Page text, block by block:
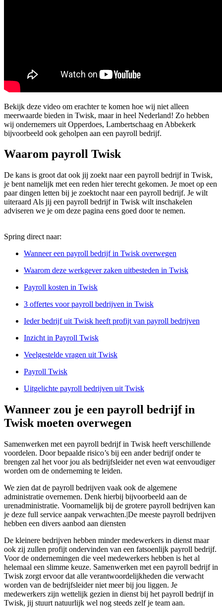
Bekijk deze video om erachter te komen hoe wij niet alleen
meerwaarde bieden in Twisk, maar in heel Nederland! Zo hebben
wij ondernemers uit Opperdoes, Lambertschaag en Abbekerk
bijvoorbeeld ook geholpen aan een payroll bedrijf.
Waarom payroll Twisk
De kans is groot dat ook jij zoekt naar een payroll bedrijf in Twisk,
je bent namelijk met een reden hier terecht gekomen. Je moet op een
paar dingen letten bij je zoektocht naar een payroll bedrijf. Je wilt
uiteraard Als jij een payroll bedrijf in Twisk wilt inschakelen
adviseren we je om deze pagina eens goed door te nemen.
Spring direct naar:
Wanneer een payroll bedrijf in Twisk overwegen
Waarom deze werkgever zaken uitbesteden in Twisk
Payroll kosten in Twisk
3 offertes voor payroll bedrijven in Twisk
Ieder bedrijf uit Twisk heeft profijt van payroll bedrijven
Inzicht in Payroll Twisk
Veelgestelde vragen uit Twisk
Payroll Twisk
Uitgelichte payroll bedrijven uit Twisk
Wanneer zou je een payroll bedrijf in
Twisk moeten overwegen
Samenwerken met een payroll bedrijf in Twisk heeft verschillende
voordelen. Door bepaalde risico’s bij een ander bedrijf onder te
brengen zal het voor jou als bedrijfsleider net even wat eenvoudiger
worden om de onderneming te leiden.
We zien dat de payroll bedrijven vaak ook de algemene
administratie overnemen. Denk hierbij bijvoorbeeld aan de
urenadministratie. Voornamelijk bij de grotere payroll bedrijven kan
je deze full service aanpak verwachten.|De meeste payroll bedrijven
hebben een divers aanbod aan diensten
De kleinere bedrijven hebben minder medewerkers in dienst maar
ook zij zullen profijt ondervinden van een fatsoenlijk payroll bedrijf.
Voor de ondernemingen die veel medewerkers hebben is het al
helemaal een slimme keuze. Samenwerken met een payroll bedrijf in
Twisk zorgt ervoor dat alle verantwoordelijkheden die verwacht
worden van de bedrijfsleider niet meer bij jou liggen. Je
medewerkers zijn wettelijk gezien in dienst bij het payroll bedrijf in
Twisk, jij stuurt natuurlijk wel nog steeds zelf je team aan.